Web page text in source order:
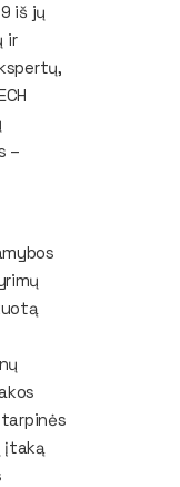
iš jų
ir
–
įtaką